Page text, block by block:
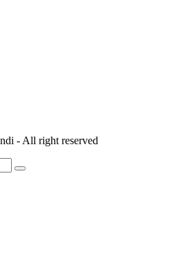
- All right reserved